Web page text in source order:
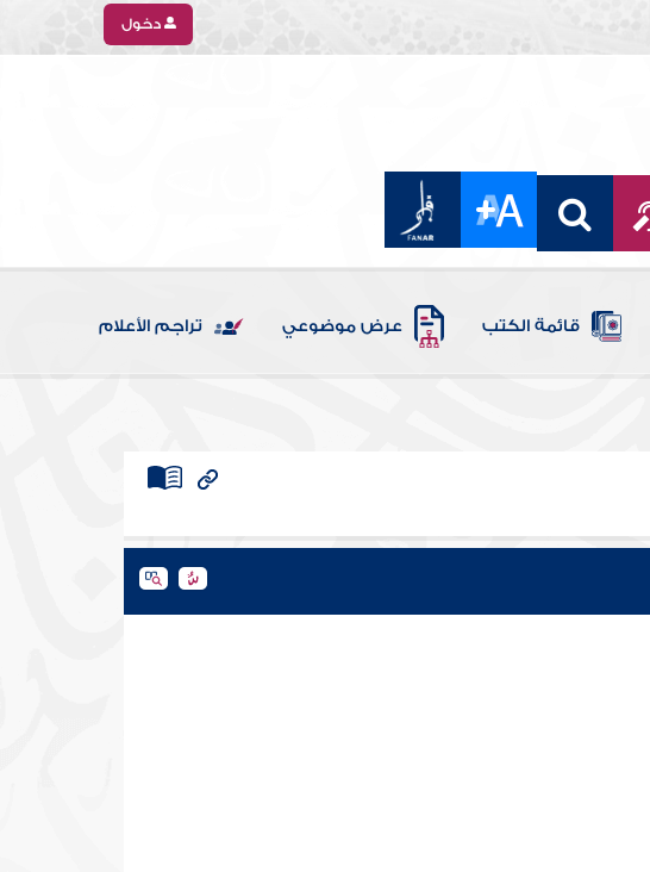
دخول
قائمة الكتب عرض موضوعي تراجم الأعلام